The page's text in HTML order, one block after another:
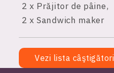
2 x Prăjitor de pâine,
2 x Sandwich maker
Vezi lista câştigători